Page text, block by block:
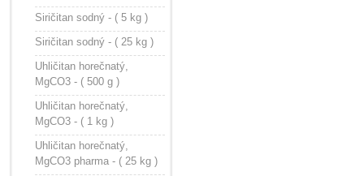
Siričitan sodný - ( 5 kg )
Siričitan sodný - ( 25 kg )
Uhličitan horečnatý,
MgCO3 - ( 500 g )
Uhličitan horečnatý,
MgCO3 - ( 1 kg )
Uhličitan horečnatý,
MgCO3 pharma - ( 25 kg )